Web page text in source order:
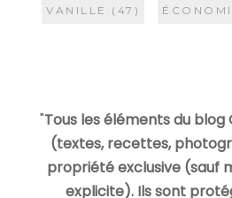
VANILLE (47)
"Tous les éléments du blog
(textes, recettes,
propriété exclusive (sauf
explicite). Ils sont